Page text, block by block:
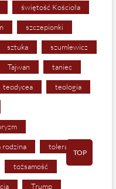
świętość Kościoła
szczepionki
sztuka szumlewicz
Tajwan taniec
teodycea teologia
rodzina tolerancja
tożsamość
Trump
TOP